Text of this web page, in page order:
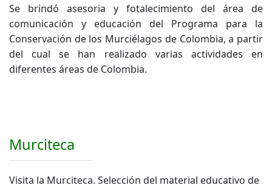
Se brindó asesoria y fotalecimiento del área de
comunicación y educación del Programa para la
Conservación de los Murciélagos de Colombia, a partir
del cual se han realizado varias actividades en
diferentes áreas de Colombia.
Murciteca
Visita la Murciteca. Selección del material educativo de